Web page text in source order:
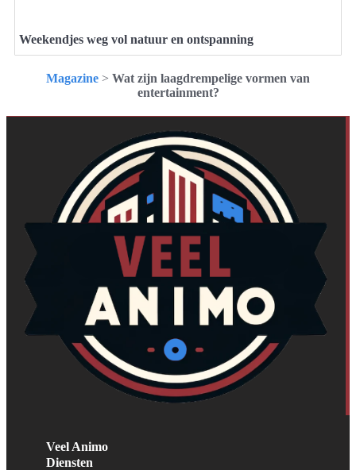
Weekendjes weg vol natuur en ontspanning
Magazine > Wat zijn laagdrempelige vormen van
entertainment?
Veel Animo
Diensten